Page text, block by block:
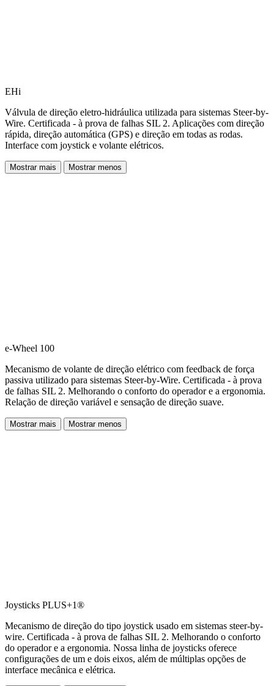
EHi
Válvula de direção eletro-hidráulica utilizada para sistemas Steer-by-
Wire. Certificada - à prova de falhas SIL 2. Aplicações com direção
rápida, direção automática (GPS) e direção em todas as rodas.
Interface com joystick e volante elétricos.
Mostrar mais Mostrar menos
e-Wheel 100
Mecanismo de volante de direção elétrico com feedback de força
passiva utilizado para sistemas Steer-by-Wire. Certificada - à prova
de falhas SIL 2. Melhorando o conforto do operador e a ergonomia.
Relação de direção variável e sensação de direção suave.
Mostrar mais Mostrar menos
Joysticks PLUS+1®
Mecanismo de direção do tipo joystick usado em sistemas steer-by-
wire. Certificada - à prova de falhas SIL 2. Melhorando o conforto
do operador e a ergonomia. Nossa linha de joysticks oferece
configurações de um e dois eixos, além de múltiplas opções de
interface mecânica e elétrica.